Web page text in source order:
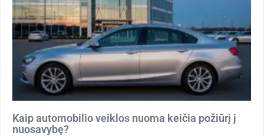
Kaip automobilio veiklos nuoma keičia požiūrį į
nuosavybę?